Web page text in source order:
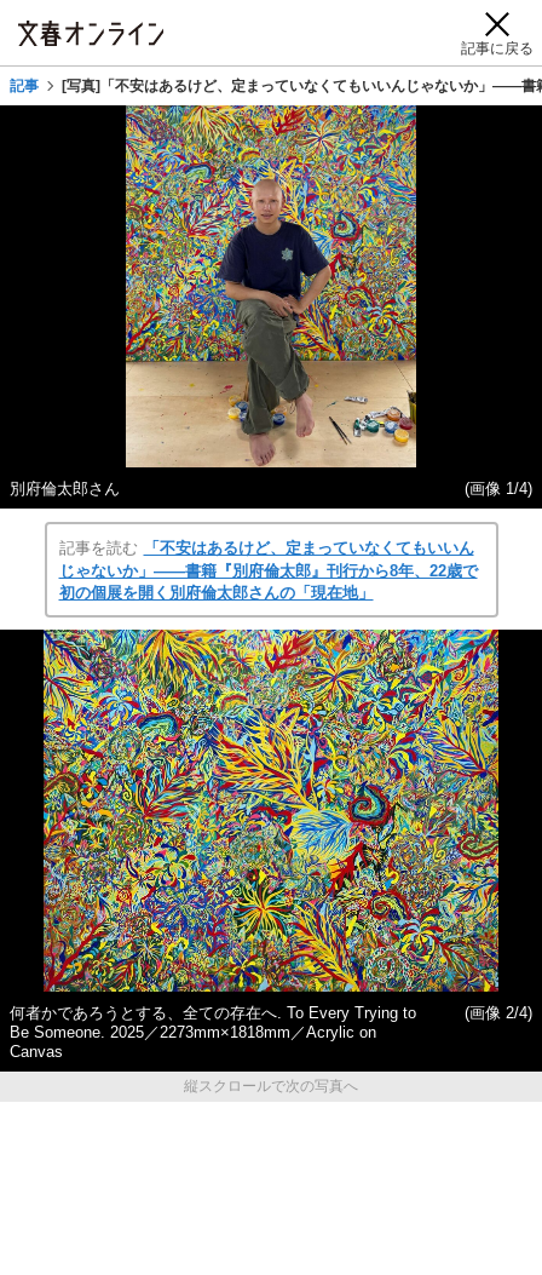
記事に戻る
記事 [写真]「不安はあるけど、定まっていなくてもいいんじゃないか」――
別府倫太郎さん (画像 1/4)
記事を読む
「不安はあるけど、定まっていなくてもいいん
じゃないか」――書籍『別府倫太郎』刊行から8年、22歳で
初の個展を開く別府倫太郎さんの「現在地」
何者かであろうとする、全ての存在へ. To Every Trying to
Be Someone. 2025／2273mm×1818mm／Acrylic on
Canvas
(画像 2/4)
縦スクロールで次の写真へ